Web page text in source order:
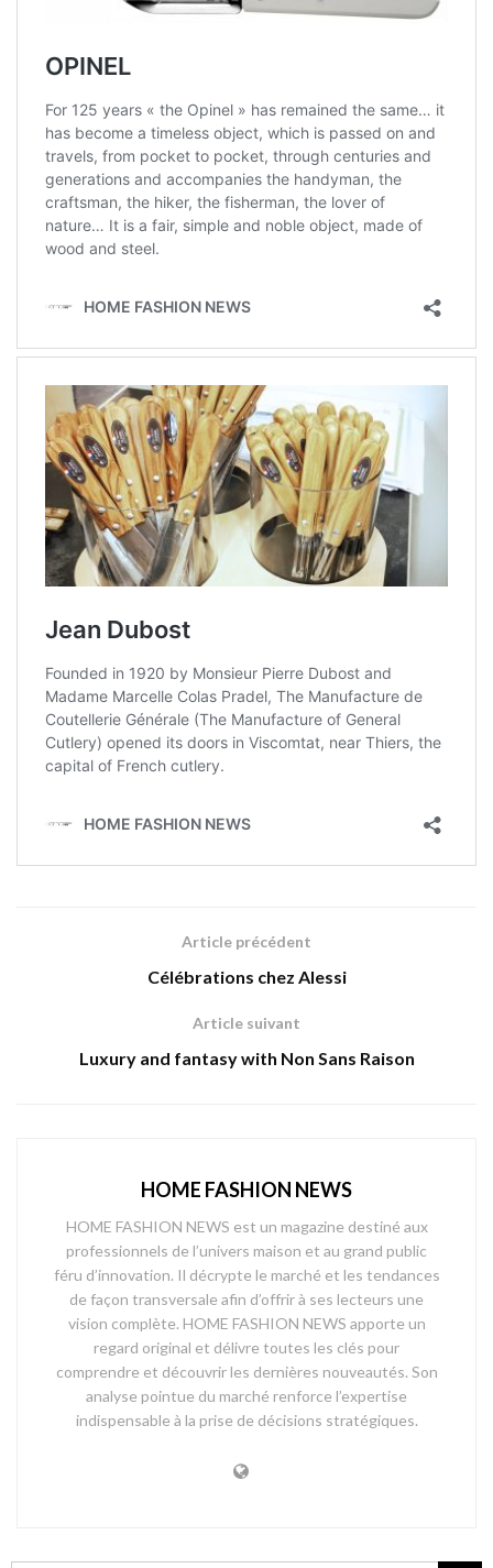
Article précédent
Célébrations chez Alessi
Article suivant
Luxury and fantasy with Non Sans Raison
HOME FASHION NEWS
HOME FASHION NEWS est un magazine destiné aux
professionnels de l’univers maison et au grand public
féru d’innovation. Il décrypte le marché et les tendances
de façon transversale afin d’offrir à ses lecteurs une
vision complète. HOME FASHION NEWS apporte un
regard original et délivre toutes les clés pour
comprendre et découvrir les dernières nouveautés. Son
analyse pointue du marché renforce l’expertise
indispensable à la prise de décisions stratégiques.